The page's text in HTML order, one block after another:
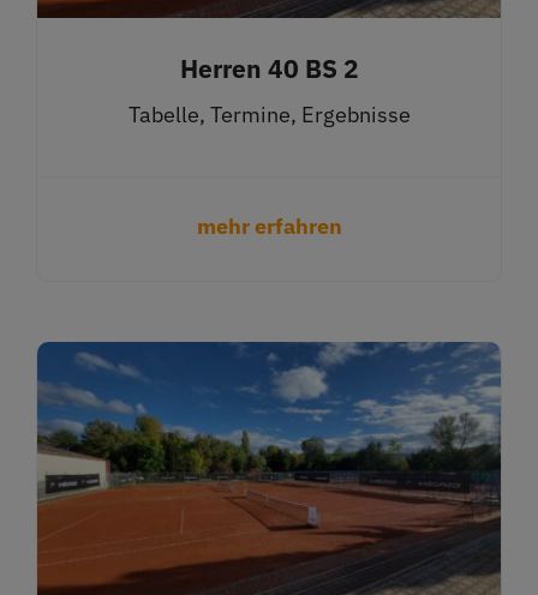
Herren 40 BS 2
Tabelle, Termine, Ergebnisse
mehr erfahren